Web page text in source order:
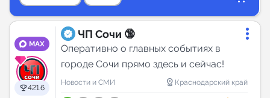
MAX
421.6
ЧП Сочи 🔞
Оперативно о главных событиях в
городе Сочи прямо здесь и сейчас!
Новости и СМИ distance Краснодарский край